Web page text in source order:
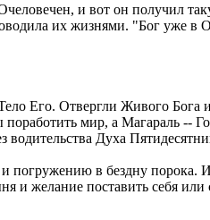
и вот он получил
их жизнями. "Бог уже в
Его. Отвергли Живого
мир, а Магараль --
Духа
погружению в бездну
и желание поставить себя